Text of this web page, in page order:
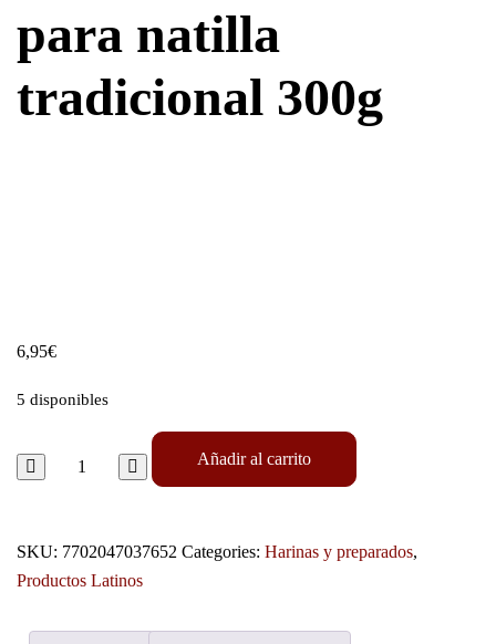
para natilla
tradicional 300g
6,95€
5 disponibles
Añadir al carrito
SKU: 7702047037652 Categories: Harinas y preparados,
Productos Latinos